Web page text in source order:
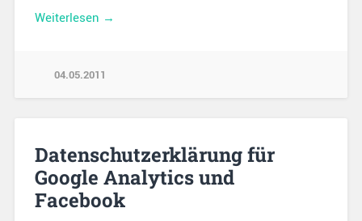
Weiterlesen →
04.05.2011
Datenschutzerklärung für
Google Analytics und
Facebook